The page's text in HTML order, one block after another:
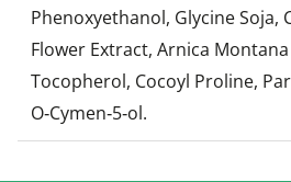
Phenoxyethanol, Glycine Soja,
Flower Extract, Arnica
Tocopherol, Cocoyl Proline,
O‑Cymen‑5‑ol.